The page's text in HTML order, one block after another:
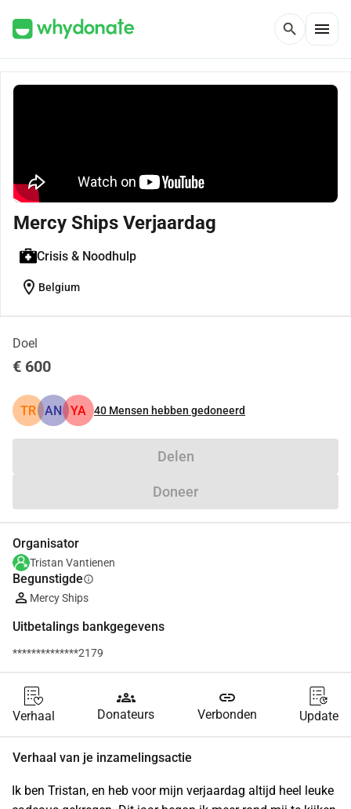
search menu
Mercy Ships Verjaardag
Crisis & Noodhulp
location_on Belgium
Doel
€ 600
TR AN YA 40 Mensen hebben gedoneerd
Delen
Doneer
Organisator
Tristan Vantienen
Begunstigdeinfo
Mercy Ships
Uitbetalings bankgegevens
**************2179
Verhaal
groups
Donateurs
link
Verbonden Update
Verhaal van je inzamelingsactie
Ik ben Tristan, en heb voor mijn verjaardag altijd heel leuke